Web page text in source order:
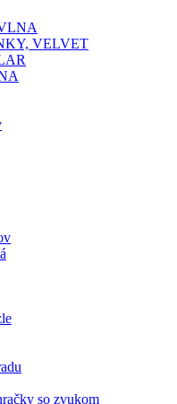
VELVET
so zvukom